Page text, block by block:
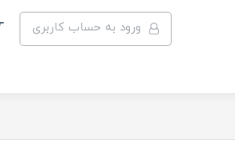
ورود به حساب کاربری